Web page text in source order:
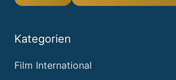
Kategorien
Film International